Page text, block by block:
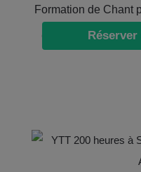
Formation de Chant
6 jours / 5 nuits –